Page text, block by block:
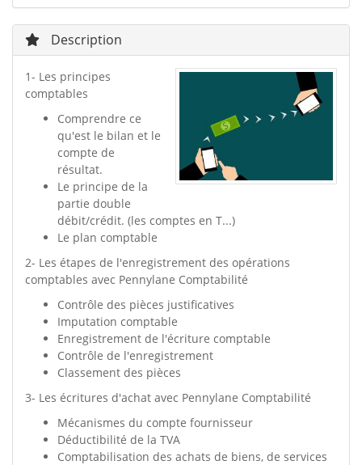
Description
1- Les principes
comptables
Comprendre ce
qu'est le bilan et le
compte de
résultat.
Le principe de la
partie double
débit/crédit. (les comptes en T...)
Le plan comptable
2- Les étapes de l'enregistrement des opérations
comptables avec Pennylane Comptabilité
Contrôle des pièces justificatives
Imputation comptable
Enregistrement de l'écriture comptable
Contrôle de l'enregistrement
Classement des pièces
3- Les écritures d'achat avec Pennylane Comptabilité
Mécanismes du compte fournisseur
Déductibilité de la TVA
Comptabilisation des achats de biens, de services